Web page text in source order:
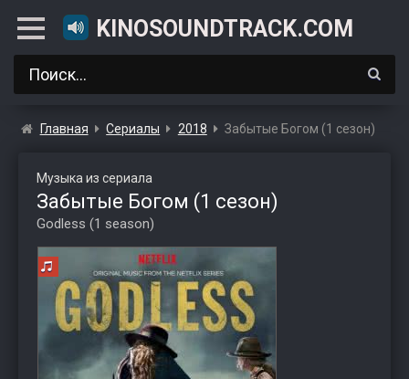
KINOSOUNDTRACK.COM
Главная Сериалы 2018 Забытые Богом (1 сезон)
Музыка из сериала
Забытые Богом (1 сезон)
Godless (1 season)